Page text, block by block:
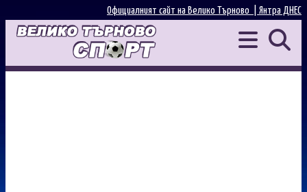
Янтра ДНЕС
Официалният сайт на Велико Търново |